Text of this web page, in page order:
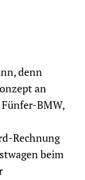
denn
an
BMW,
Rechnung
beim